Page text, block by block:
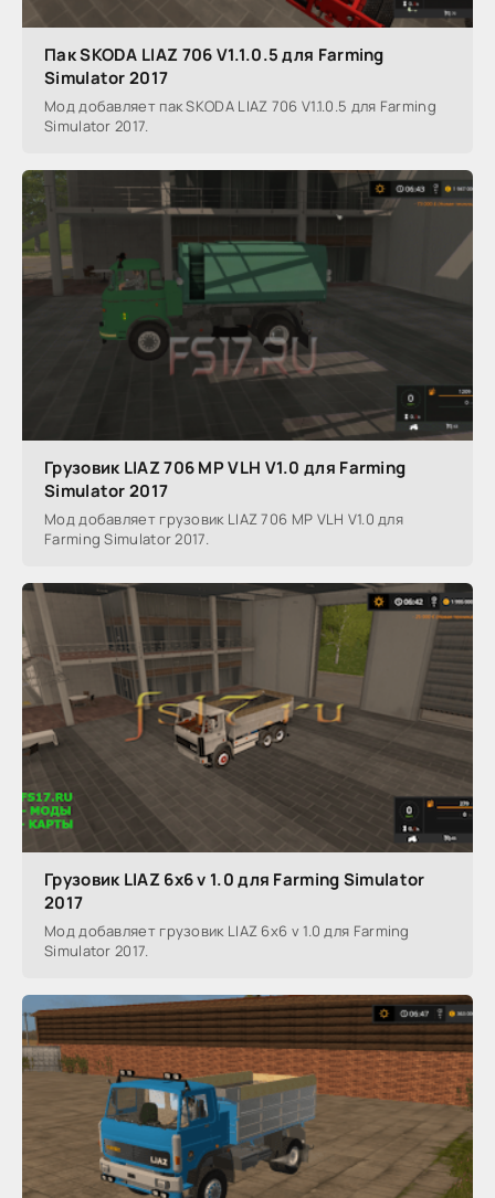
Пак SKODA LIAZ 706 V1.1.0.5 для Farming
Simulator 2017
Мод добавляет пак SKODA LIAZ 706 V1.1.0.5 для Farming
Simulator 2017.
Грузовик LIAZ 706 MP VLH V1.0 для Farming
Simulator 2017
Мод добавляет грузовик LIAZ 706 MP VLH V1.0 для
Farming Simulator 2017.
Грузовик LIAZ 6x6 v 1.0 для Farming Simulator
2017
Мод добавляет грузовик LIAZ 6x6 v 1.0 для Farming
Simulator 2017.